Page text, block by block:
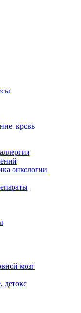
кровь
онкологии
мозг
детокс